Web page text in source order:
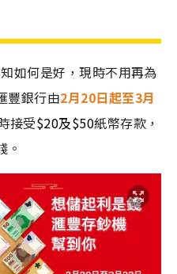
如何是好，現時不用再為
豐銀行由2月20日起至3月
接受$20及$50紙幣存款，
。